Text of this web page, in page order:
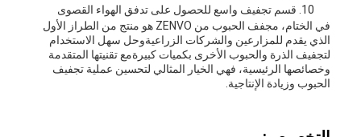
قسم تجفيف واسع للحصول على تدفق الهواء القصوى
في الختام، مجفف الحبوب من ZENVO هو منتج من الطراز الأول
الذي يقدم للمزارعين والشركات الزراعيةوحل سهل الاستخدام
لتجفيف الذرة والحبوب الأخرى بكميات كبيرةمع تقنيتها المتقدمة
وخصائصها الرئيسية، فهي الخيار المثالي لتحسين عملية تجفيف
الحبوب وزيادة الإنتاجية.